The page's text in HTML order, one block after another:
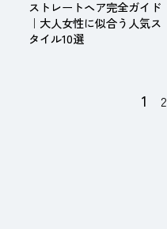
ストレートヘア完全ガイド
｜大人女性に似合う人気ス
タイル10選
1 2